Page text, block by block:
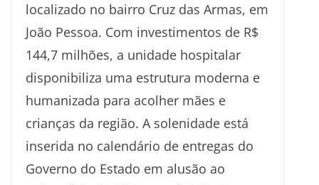
localizado no bairro Cruz das Armas, em
João Pessoa. Com investimentos de R$
144,7 milhões, a unidade hospitalar
disponibiliza uma estrutura moderna e
humanizada para acolher mães e
crianças da região. A solenidade está
inserida no calendário de entregas do
Governo do Estado em alusão ao